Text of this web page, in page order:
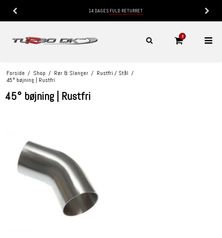
14 DAGES FULD RETURRET
0
Forside / Shop / Rør & Slanger / Rustfri / Stål /
45° bøjning | Rustfri
45° bøjning | Rustfri